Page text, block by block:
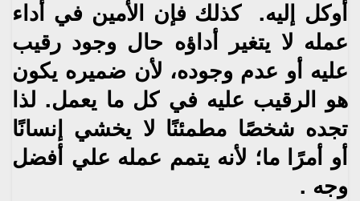
أوكل إليه‮. ‬كذلك فإن الأمين في أداء
عمله لا‮ ‬يتغير أداؤه حال وجود رقيب
عليه أو عدم وجوده،‮ ‬لأن ضميره‮ ‬يكون
هو الرقيب عليه في كل ما‮ ‬يعمل‮. ‬لذا
تجده شخصًا مطمئنًا لا‮ ‬يخشي إنسانًا
أو أمرًا ما؛ لأنه‮ ‬يتمم عمله علي أفضل
وجه ‮.